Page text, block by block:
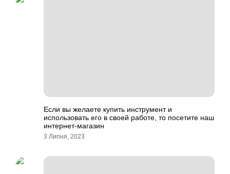
Если вы желаете купить инструмент и
использовать его в своей работе, то посетите наш
интернет-магазин
3 Липня, 2023